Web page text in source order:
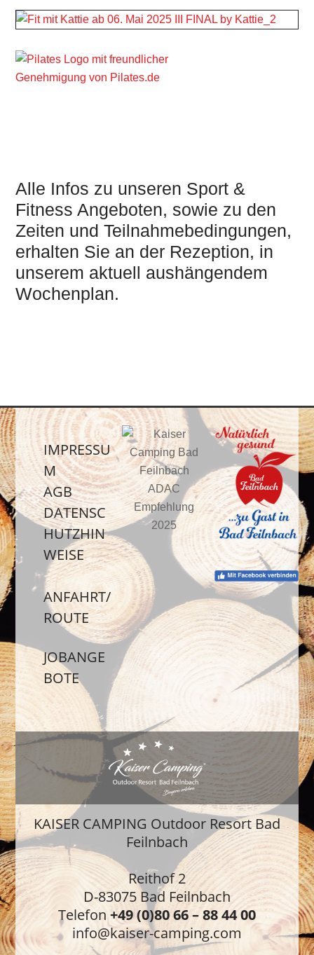
Alle Infos zu unseren Sport &
Fitness Angeboten, sowie zu den
Zeiten und Teilnahmebedingungen,
erhalten Sie an der Rezeption, in
unserem aktuell aushängendem
Wochenplan.
IMPRESSU
M
AGB
DATENSC
HUTZHIN
WEISE
ANFAHRT/
ROUTE
JOBANGE
BOTE
KAISER CAMPING Outdoor Resort Bad
Feilnbach
Reithof 2
D-83075 Bad Feilnbach
Telefon +49 (0)80 66 – 88 44 00
info@kaiser-camping.com